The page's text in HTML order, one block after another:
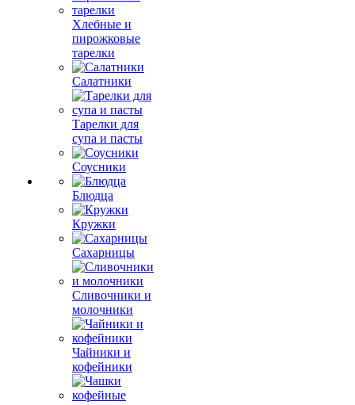
Хлебные и
пирожковые
тарелки
Салатники
Тарелки для
супа и пасты
Соусники
Блюдца
Кружки
Сахарницы
Сливочники и
молочники
Чайники и
кофейники